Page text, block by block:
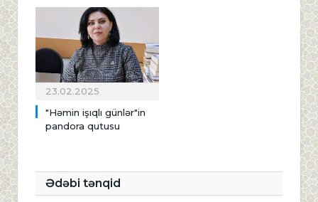
23.02.2025
"Həmin işıqlı günlər"in
pandora qutusu
Ədəbi tənqid